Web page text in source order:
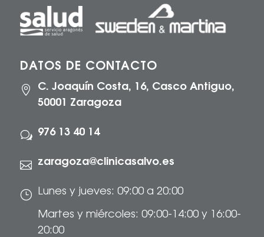
DATOS DE CONTACTO

C. Joaquín Costa, 16, Casco Antiguo,
50001 Zaragoza
w 976 13 40 14
 zaragoza@clinicasalvo.es
} Lunes y jueves: 09:00 a 20:00
Martes y miércoles: 09:00-14:00 y 16:00-
20:00